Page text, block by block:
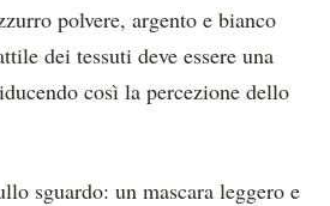
polvere, argento e bianco
dei tessuti deve essere una
così la percezione dello
sguardo: un mascara leggero e